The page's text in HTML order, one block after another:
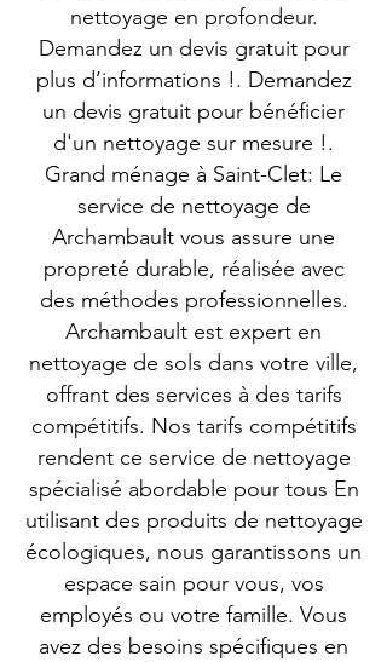
nettoyage en profondeur.
Demandez un devis gratuit pour
plus d’informations !. Demandez
un devis gratuit pour bénéficier
d'un nettoyage sur mesure !.
Grand ménage à Saint-Clet: Le
service de nettoyage de
Archambault vous assure une
propreté durable, réalisée avec
des méthodes professionnelles.
Archambault est expert en
nettoyage de sols dans votre ville,
offrant des services à des tarifs
compétitifs. Nos tarifs compétitifs
rendent ce service de nettoyage
spécialisé abordable pour tous En
utilisant des produits de nettoyage
écologiques, nous garantissons un
espace sain pour vous, vos
employés ou votre famille. Vous
avez des besoins spécifiques en